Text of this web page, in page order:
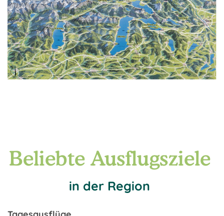
Beliebte Ausflugsziele
in der Region